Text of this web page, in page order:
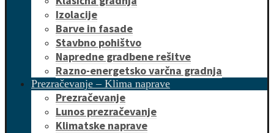
Izolacije
Barve in fasade
Stavbno pohištvo
Napredne gradbene rešitve
Razno-energetsko varčna gradnja
Prezračevanje – Klima naprave
Prezračevanje
Lunos prezračevanje
Klimatske naprave